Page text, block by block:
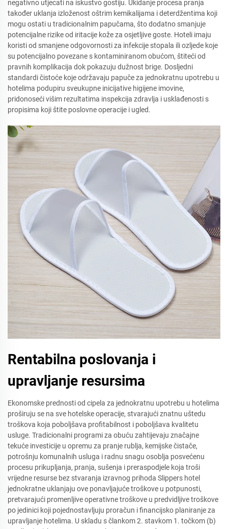
negativno utjecati na iskustvo gostiju. Ukidanje procesa pranja
također uklanja izloženost oštrim kemikalijama i deterdžentima koji
mogu ostati u tradicionalnim papučama, što dodatno smanjuje
potencijalne rizike od iritacije kože za osjetljive goste. Hoteli imaju
koristi od smanjene odgovornosti za infekcije stopala ili ozljede koje
su potencijalno povezane s kontaminiranom obućom, štiteći od
pravnih komplikacija dok pokazuju dužnost brige. Dosljedni
standardi čistoće koje održavaju papuče za jednokratnu upotrebu u
hotelima podupiru sveukupne inicijative higijene imovine,
pridonoseći višim rezultatima inspekcija zdravlja i usklađenosti s
propisima koji štite poslovne operacije i ugled.
Rentabilna poslovanja i
upravljanje resursima
Ekonomske prednosti od cipela za jednokratnu upotrebu u hotelima
proširuju se na sve hotelske operacije, stvarajući znatnu uštedu
troškova koja poboljšava profitabilnost i poboljšava kvalitetu
usluge. Tradicionalni programi za obuću zahtijevaju značajne
tekuće investicije u opremu za pranje rublja, kemijske čistače,
potrošnju komunalnih usluga i radnu snagu osoblja posvećenu
procesu prikupljanja, pranja, sušenja i preraspodjele koja troši
vrijedne resurse bez stvaranja izravnog prihoda Slippers hotel
jednokratne uklanjaju ove ponavljajuće troškove u potpunosti,
pretvarajući promenljive operativne troškove u predvidljive troškove
po jedinici koji pojednostavljuju proračun i financijsko planiranje za
upravljanje hotelima. U skladu s člankom 2. stavkom 1. točkom (b)